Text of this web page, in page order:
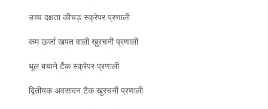
उच्च दक्षता कीचड़ स्क्रेपर प्रणाली
कम ऊर्जा खपत वाली खुरचनी प्रणाली
धूल बचाने टैंक स्क्रेपर प्रणाली
द्वितीयक अवसादन टैंक खुरचनी प्रणाली